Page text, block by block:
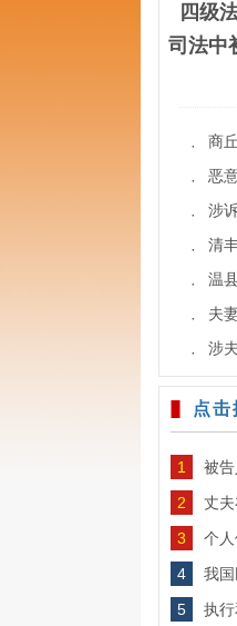
四级
司法中
· 商
· 恶
· 涉
· 清
· 温
· 夫
· 涉
点击
1
被告
2
丈夫
3
个人
4
我
5
执行